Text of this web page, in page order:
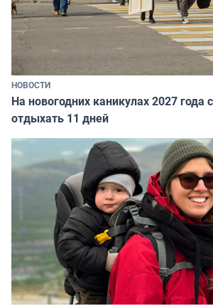
НОВОСТИ
На новогодних каникулах 2027 года
отдыхать 11 дней